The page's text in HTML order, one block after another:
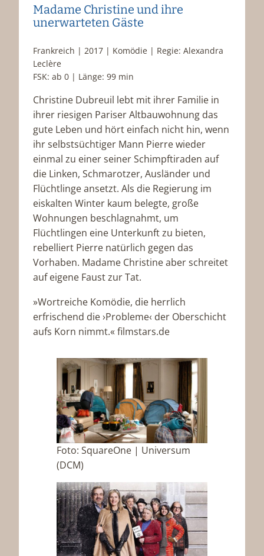
Madame Christine und ihre
unerwarteten Gäste
Frankreich | 2017 | Komödie | Regie: Alexandra
Leclère
FSK: ab 0 | Länge: 99 min
Christine Dubreuil lebt mit ihrer Familie in
ihrer riesigen Pariser Altbauwohnung das
gute Leben und hört einfach nicht hin, wenn
ihr selbstsüchtiger Mann Pierre wieder
einmal zu einer seiner Schimpftiraden auf
die Linken, Schmarotzer, Ausländer und
Flüchtlinge ansetzt. Als die Regierung im
eiskalten Winter kaum belegte, große
Wohnungen beschlagnahmt, um
Flüchtlingen eine Unterkunft zu bieten,
rebelliert Pierre natürlich gegen das
Vorhaben. Madame Christine aber schreitet
auf eigene Faust zur Tat.
»Wortreiche Komödie, die herrlich
erfrischend die ›Probleme‹ der Oberschicht
aufs Korn nimmt.« filmstars.de
Foto: SquareOne | Universum
(DCM)